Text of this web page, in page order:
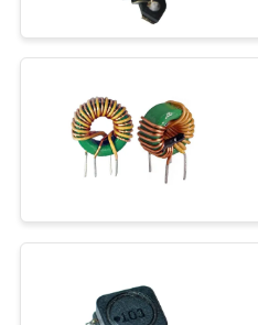
เกี่ยว
ทัวร์
โรงงาน